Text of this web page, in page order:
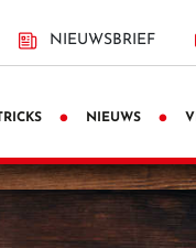
NIEUWSBRIEF
NIEUWS